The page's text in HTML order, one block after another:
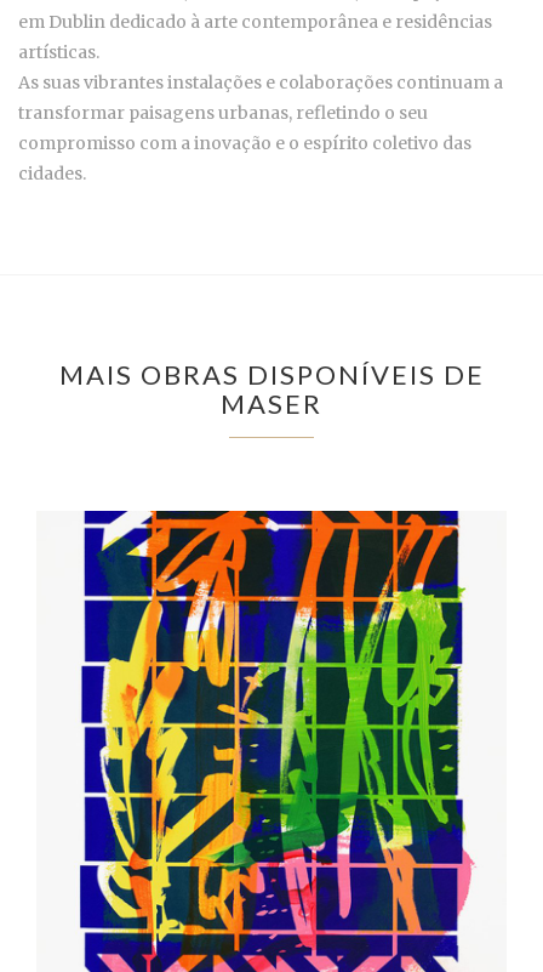
em Dublin dedicado à arte contemporânea e residências
artísticas.
As suas vibrantes instalações e colaborações continuam a
transformar paisagens urbanas, refletindo o seu
compromisso com a inovação e o espírito coletivo das
cidades.
MAIS OBRAS DISPONÍVEIS DE
MASER